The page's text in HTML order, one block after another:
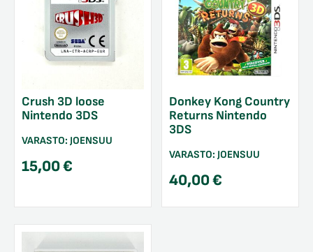
Crush 3D loose
Nintendo 3DS
VARASTO: JOENSUU
15,00€
Donkey Kong Country
Returns Nintendo
3DS
VARASTO: JOENSUU
40,00€